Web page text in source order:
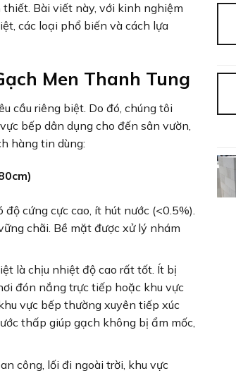
Bài viết này, với kinh nghiệm
các loại phổ biến và cách lựa
Men Thanh Tung
cầu riêng biệt. Do đó, chúng tôi
bếp dân dụng cho đến sân vườn,
hàng tin dùng:
cứng cực cao, ít hút nước (<0.5%).
chãi. Bề mặt được xử lý nhám
là chịu nhiệt độ cao rất tốt. Ít bị
đón nắng trực tiếp hoặc khu vực
vực bếp thường xuyên tiếp xúc
thấp giúp gạch không bị ẩm mốc,
công, lối đi ngoài trời, khu vực